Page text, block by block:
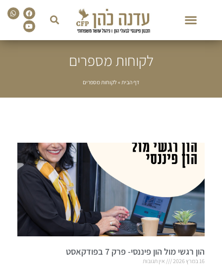
Facebook
Youtube
לקוחות מספרים
דף הבית » לקוחות מספרים
הון רגשי מול הון פיננסי- פרק 7 בפודקאסט
16 במרץ 2026 אין תגובות